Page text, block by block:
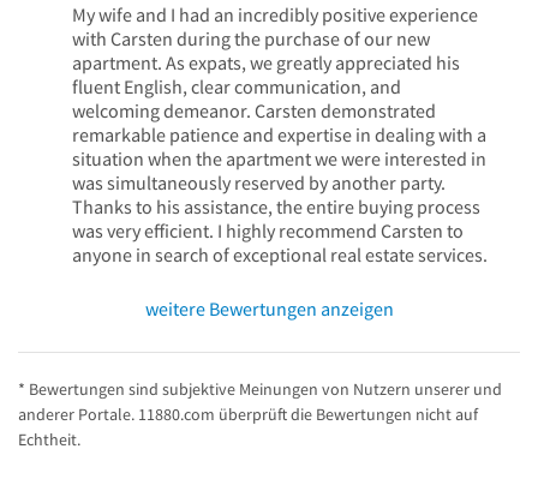
My wife and I had an incredibly positive experience
with Carsten during the purchase of our new
apartment. As expats, we greatly appreciated his
fluent English, clear communication, and
welcoming demeanor. Carsten demonstrated
remarkable patience and expertise in dealing with a
situation when the apartment we were interested in
was simultaneously reserved by another party.
Thanks to his assistance, the entire buying process
was very efficient. I highly recommend Carsten to
anyone in search of exceptional real estate services.
weitere Bewertungen anzeigen
* Bewertungen sind subjektive Meinungen von Nutzern unserer und
anderer Portale. 11880.com überprüft die Bewertungen nicht auf
Echtheit.